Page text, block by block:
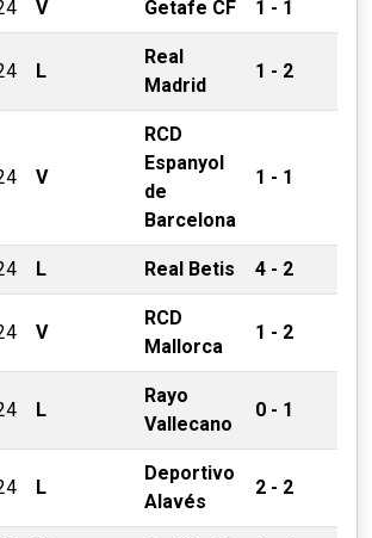
V Getafe CF 1 - 1
L
Real
Madrid
1 - 2
V
RCD
Espanyol
de
Barcelona
1 - 1
L Real Betis 4 - 2
V
RCD
Mallorca
1 - 2
L
Rayo
Vallecano
0 - 1
L
Deportivo
Alavés
2 - 2